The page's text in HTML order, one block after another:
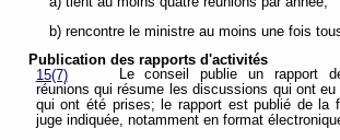
b) rencontre le ministre au moins une fois
Publication des rapports d'activités
15(7)
Le conseil publie un rapport
réunions qui résume les discussions qui ont
qui ont été prises; le rapport est publié de la
juge indiquée, notamment en format